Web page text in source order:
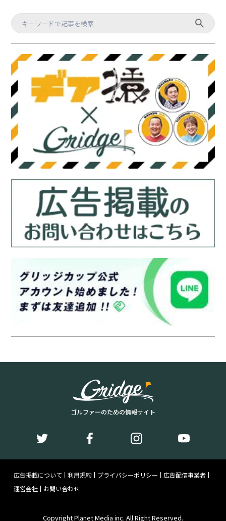
ゴルファーのための情報サイト
広告掲載について 利用規約 プライバシーポリシー
広告配信事業者
運営会社
お問い合わせ
Copyright Planet Media inc. All Right Reserved.